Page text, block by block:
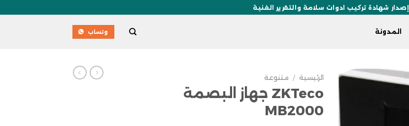
إصدار شهادة تركيب ادوات سلامة والتقرير الفنية
المدونة وتساب
الرئيسية / متنوعة
ZKTeco جهاز البصمة
MB2000